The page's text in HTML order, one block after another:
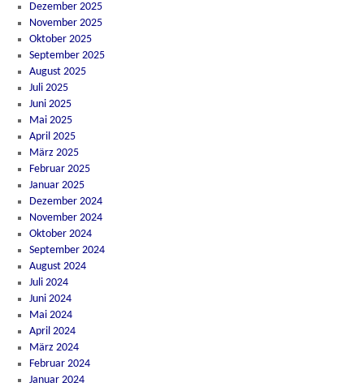
Dezember 2025
November 2025
Oktober 2025
September 2025
August 2025
Juli 2025
Juni 2025
Mai 2025
April 2025
März 2025
Februar 2025
Januar 2025
Dezember 2024
November 2024
Oktober 2024
September 2024
August 2024
Juli 2024
Juni 2024
Mai 2024
April 2024
März 2024
Februar 2024
Januar 2024